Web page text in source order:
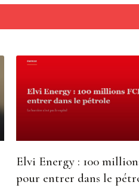
Elvi Energy : 100
pour entrer dans le